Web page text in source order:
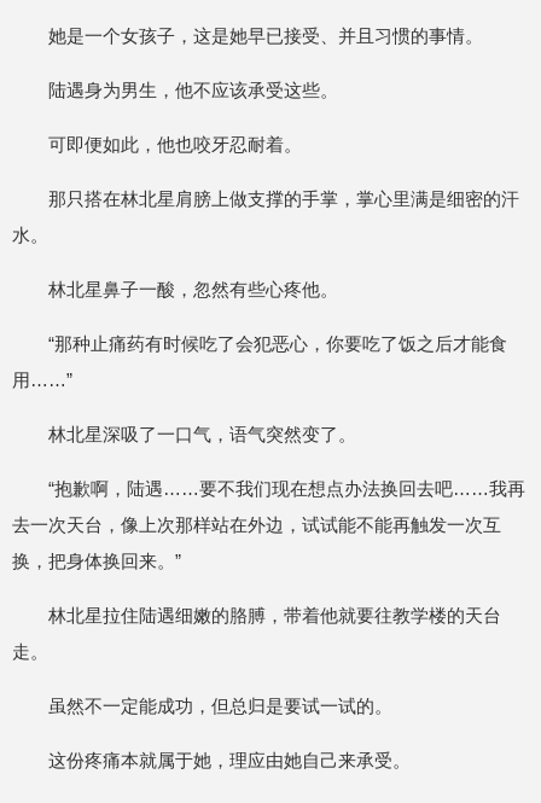
她是一个女孩子，这是她早已接受、并且习惯的事情。
陆遇身为男生，他不应该承受这些。
可即便如此，他也咬牙忍耐着。
那只搭在林北星肩膀上做支撑的手掌，掌心里满是细密的汗
水。
林北星鼻子一酸，忽然有些心疼他。
“那种止痛药有时候吃了会犯恶心，你要吃了饭之后才能食
用……”
林北星深吸了一口气，语气突然变了。
“抱歉啊，陆遇……要不我们现在想点办法换回去吧……我再
去一次天台，像上次那样站在外边，试试能不能再触发一次互
换，把身体换回来。”
林北星拉住陆遇细嫩的胳膊，带着他就要往教学楼的天台
走。
虽然不一定能成功，但总归是要试一试的。
这份疼痛本就属于她，理应由她自己来承受。